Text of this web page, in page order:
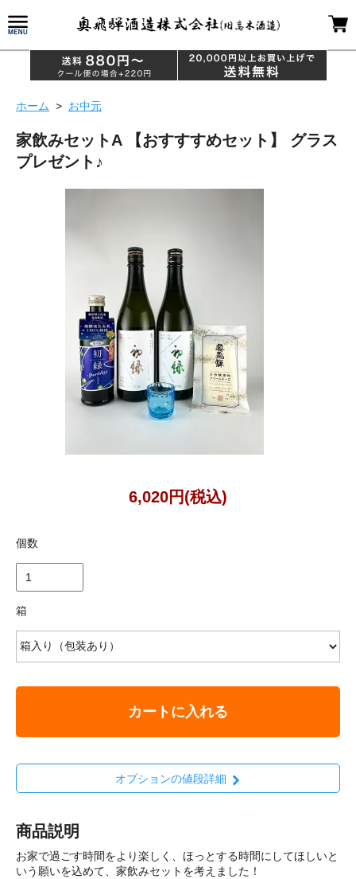
ホーム > お中元
家飲みセットA 【おすすすめセット】 グラス
プレゼント♪
6,020円(税込)
個数
箱
カートに入れる
オプションの値段詳細
商品説明
お家で過ごす時間をより楽しく、ほっとする時間にしてほしいと
いう願いを込めて、家飲みセットを考えました！